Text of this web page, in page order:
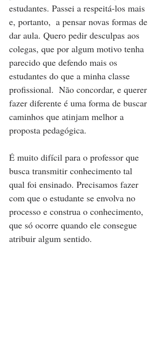
estudantes. Passei a respeitá-los mais
e, portanto,  a pensar novas formas de
dar aula. Quero pedir desculpas aos
colegas, que por algum motivo tenha
parecido que defendo mais os
estudantes do que a minha classe
profissional.  Não concordar, e querer
fazer diferente é uma forma de buscar
caminhos que atinjam melhor a
proposta pedagógica.
É muito difícil para o professor que
busca transmitir conhecimento tal
qual foi ensinado. Precisamos fazer
com que o estudante se envolva no
processo e construa o conhecimento,
que só ocorre quando ele consegue
atribuir algum sentido.